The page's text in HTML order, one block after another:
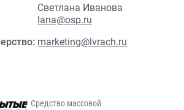
Светлана Иванова
lana@osp.ru
marketing@lvrach.ru
Средство массовой